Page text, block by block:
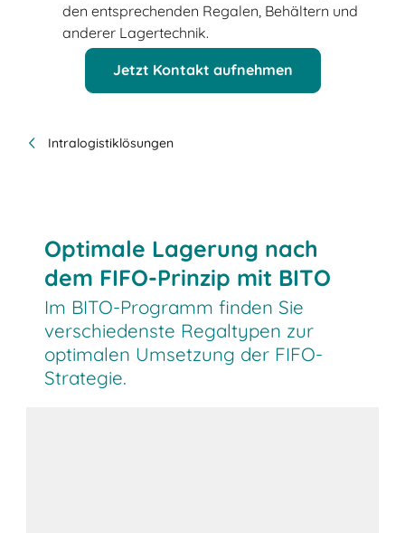
den entsprechenden Regalen, Behältern und
anderer Lagertechnik.
Jetzt Kontakt aufnehmen
Intralogistiklösungen
Optimale Lagerung nach
dem FIFO-Prinzip mit BITO
Im BITO-Programm finden Sie
verschiedenste Regaltypen zur
optimalen Umsetzung der FIFO-
Strategie.